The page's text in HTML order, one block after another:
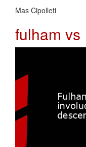
Mas Cipolleti
fulham vs